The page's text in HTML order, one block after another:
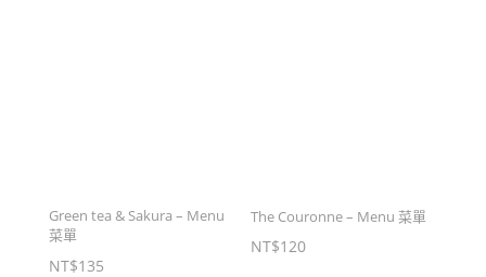
Green tea & Sakura – Menu
菜單
NT$135
The Couronne – Menu 菜單
NT$120